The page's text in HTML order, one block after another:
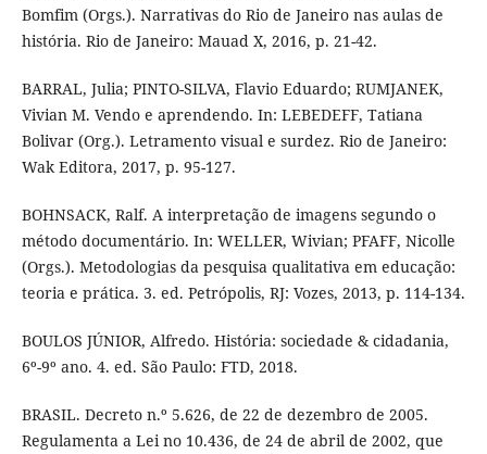
Bomfim (Orgs.). Narrativas do Rio de Janeiro nas aulas de
história. Rio de Janeiro: Mauad X, 2016, p. 21-42.
BARRAL, Julia; PINTO-SILVA, Flavio Eduardo; RUMJANEK,
Vivian M. Vendo e aprendendo. In: LEBEDEFF, Tatiana
Bolivar (Org.). Letramento visual e surdez. Rio de Janeiro:
Wak Editora, 2017, p. 95-127.
BOHNSACK, Ralf. A interpretação de imagens segundo o
método documentário. In: WELLER, Wivian; PFAFF, Nicolle
(Orgs.). Metodologias da pesquisa qualitativa em educação:
teoria e prática. 3. ed. Petrópolis, RJ: Vozes, 2013, p. 114-134.
BOULOS JÚNIOR, Alfredo. História: sociedade & cidadania,
6º-9º ano. 4. ed. São Paulo: FTD, 2018.
BRASIL. Decreto n.º 5.626, de 22 de dezembro de 2005.
Regulamenta a Lei no 10.436, de 24 de abril de 2002, que